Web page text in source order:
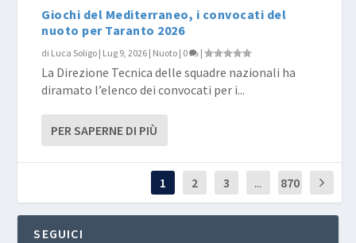
Giochi del Mediterraneo, i convocati del
nuoto per Taranto 2026
di Luca Soligo | Lug 9, 2026 | Nuoto | 0 |
La Direzione Tecnica delle squadre nazionali ha
diramato l’elenco dei convocati per i...
PER SAPERNE DI PIÙ
1 2 3 ... 870
SEGUICI